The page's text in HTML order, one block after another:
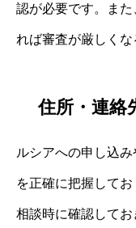
認が必要です。ま
れば審査が厳しくな
住所・連絡
ルシアへの申し込
を正確に把握して
相談時に確認してお